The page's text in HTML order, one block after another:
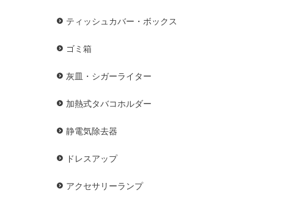
ティッシュカバー・ボックス
ゴミ箱
灰皿・シガーライター
加熱式タバコホルダー
静電気除去器
ドレスアップ
アクセサリーランプ